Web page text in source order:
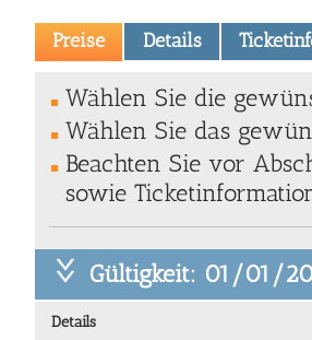
Preise Details
Wählen Sie die
Wählen Sie das
Beachten Sie vor
sowie
Gültigkeit: 01/01/
Details